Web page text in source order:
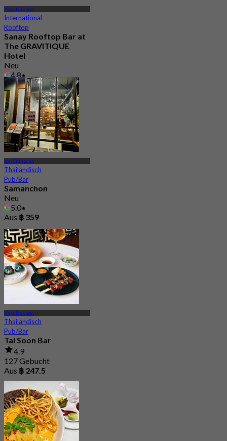
Phra Nakhon
International
Rooftop
Sanay Rooftop Bar at
The GRAVITIQUE
Hotel
Neu
4.8
Aus฿ 530
Sao Chingcha
Thailändisch
Pub/Bar
Samanchon
Neu
5.0
Aus ฿ 359
Phra Nakhon
Thailändisch
Pub/Bar
Tai Soon Bar
4.9
127 Gebucht
Aus ฿ 247.5